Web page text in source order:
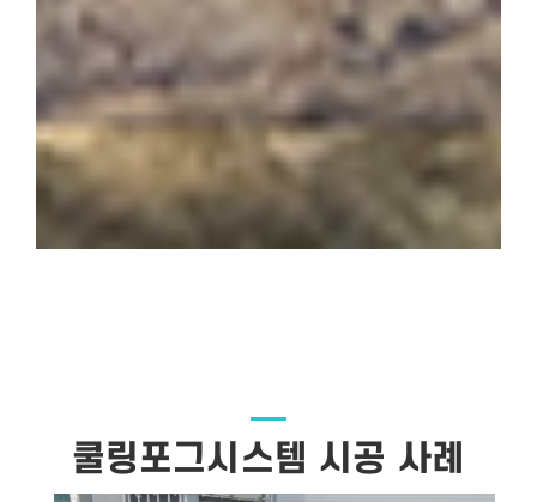
쿨링포그시스템 시공 사례